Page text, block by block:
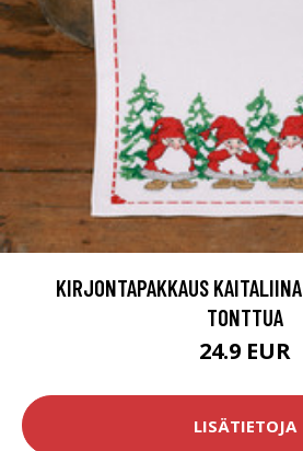
KIRJONTAPAKKAUS
TONTTUA
24.9 EUR
LISÄTIETOJA